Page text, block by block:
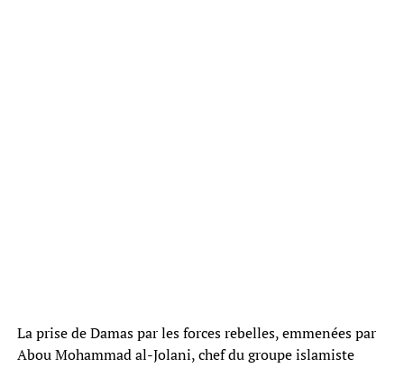
La prise de Damas par les forces rebelles, emmenées par
Abou Mohammad al-Jolani, chef du groupe islamiste